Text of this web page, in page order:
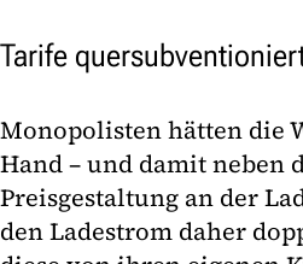
Tarife
Monopolisten hätten die
Hand – und damit neben
Preisgestaltung an der
den Ladestrom daher